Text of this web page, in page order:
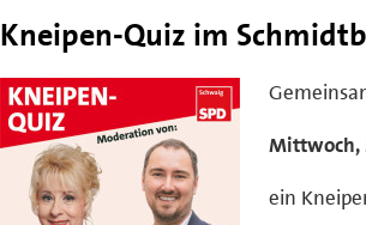
Kneipen-Quiz im
Mittwoch,
ein